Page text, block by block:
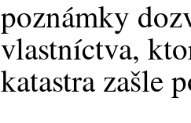
poznámky
vlastníctva,
katastra zašle